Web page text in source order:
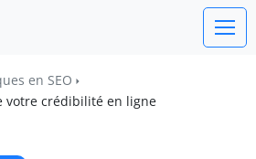
en SEO
votre crédibilité en ligne